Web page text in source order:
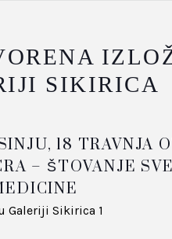
SIKIRICA
18 TRAVNJA
– ŠTOVANJE